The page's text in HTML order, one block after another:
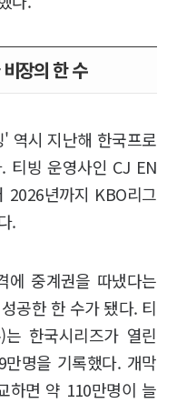
장의 한 수
역시 지난해 한국프로
티빙 운영사인 CJ EN
2026년까지 KBO리그
.
에 중계권을 따냈다는
공한 한 수가 됐다. 티
는 한국시리즈가 열린
명을 기록했다. 개막
하면 약 110만명이 늘